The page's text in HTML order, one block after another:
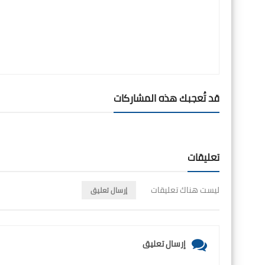
قد تُعجبك هذه المشاركات
تعليقات
ليست هناك تعليقات إرسال تعليق
إرسال تعليق